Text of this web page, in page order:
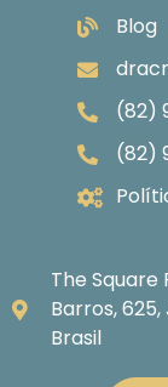
Blog
(82)
(82)
The Square
Barros,
Brasil